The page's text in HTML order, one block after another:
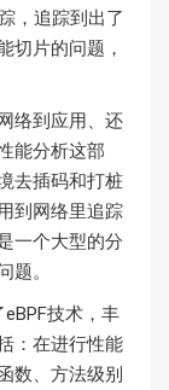
，追踪到出了
切片的问题，
络到应用、还
能分析这部
去插码和打桩
到网络里追踪
一个大型的分
题。
技术，丰
：在进行性能
数、方法级别